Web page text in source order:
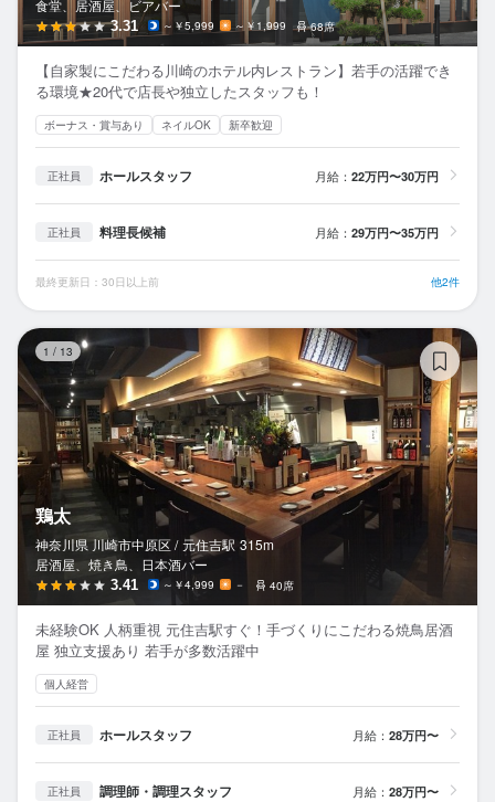
食堂、居酒屋、ビアバー
3.31 ～￥5,999 ～￥1,999 68席
【自家製にこだわる川崎のホテル内レストラン】若手の活躍でき
る環境★20代で店長や独立したスタッフも！
ボーナス・賞与あり ネイルOK 新卒歓迎
正社員 ホールスタッフ 月給： 22万円〜30万円
正社員 料理長候補 月給： 29万円〜35万円
最終更新日：30日以上前 他2件
1 / 13
鶏太
神奈川県 川崎市中原区 / 元住吉駅 315m
居酒屋、焼き鳥、日本酒バー
3.41 ～￥4,999 － 40席
未経験OK 人柄重視 元住吉駅すぐ！手づくりにこだわる焼鳥居酒
屋 独立支援あり 若手が多数活躍中
個人経営
正社員 ホールスタッフ 月給： 28万円〜
正社員 調理師・調理スタッフ 月給： 28万円〜